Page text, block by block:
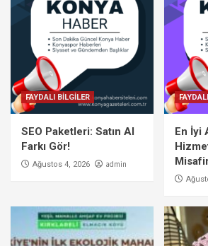
FAYDALI BİLGİLER
SEO Paketleri: Satın Al
Farkı Gör!
Ağustos 4, 2026 admin
En İyi